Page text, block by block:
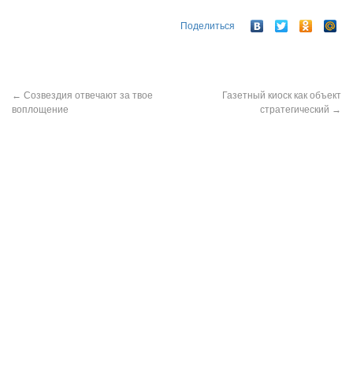
Поделиться
← Созвездия отвечают за твое
воплощение
Газетный киоск как объект
стратегический →